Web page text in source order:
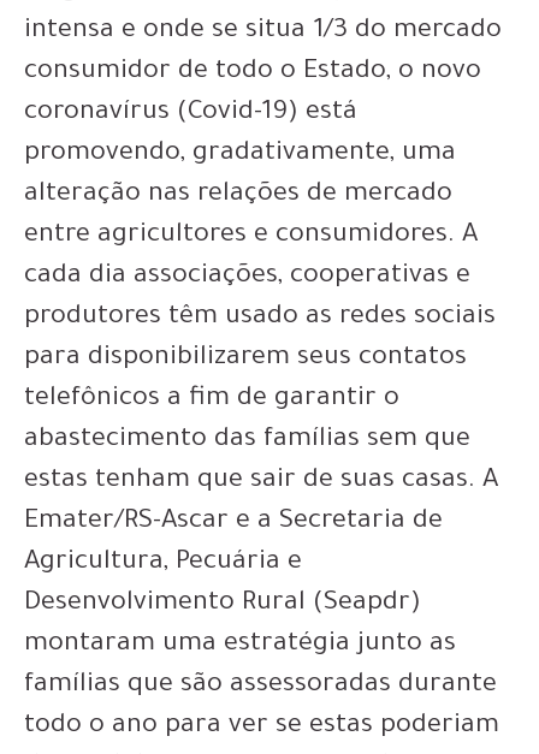
intensa e onde se situa 1/3 do mercado
consumidor de todo o Estado, o novo
coronavírus (Covid-19) está
promovendo, gradativamente, uma
alteração nas relações de mercado
entre agricultores e consumidores. A
cada dia associações, cooperativas e
produtores têm usado as redes sociais
para disponibilizarem seus contatos
telefônicos a fim de garantir o
abastecimento das famílias sem que
estas tenham que sair de suas casas. A
Emater/RS-Ascar e a Secretaria de
Agricultura, Pecuária e
Desenvolvimento Rural (Seapdr)
montaram uma estratégia junto as
famílias que são assessoradas durante
todo o ano para ver se estas poderiam